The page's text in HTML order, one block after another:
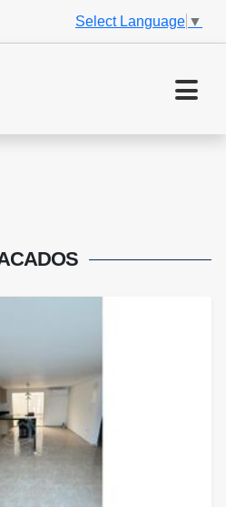
Select Language ▼